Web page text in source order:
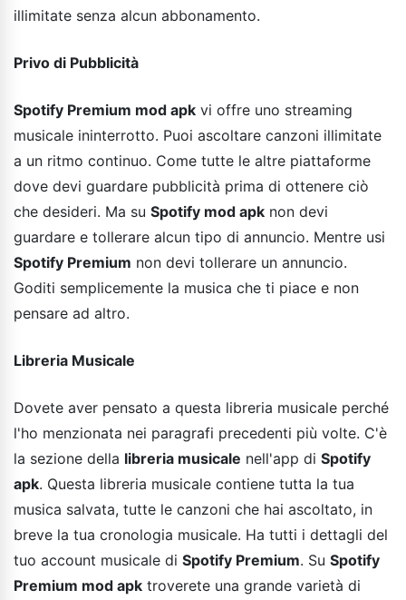
illimitate senza alcun abbonamento.
Privo di Pubblicità
Spotify Premium mod apk vi offre uno streaming
musicale ininterrotto. Puoi ascoltare canzoni illimitate
a un ritmo continuo. Come tutte le altre piattaforme
dove devi guardare pubblicità prima di ottenere ciò
che desideri. Ma su Spotify mod apk non devi
guardare e tollerare alcun tipo di annuncio. Mentre usi
Spotify Premium non devi tollerare un annuncio.
Goditi semplicemente la musica che ti piace e non
pensare ad altro.
Libreria Musicale
Dovete aver pensato a questa libreria musicale perché
l'ho menzionata nei paragrafi precedenti più volte. C'è
la sezione della libreria musicale nell'app di Spotify
apk. Questa libreria musicale contiene tutta la tua
musica salvata, tutte le canzoni che hai ascoltato, in
breve la tua cronologia musicale. Ha tutti i dettagli del
tuo account musicale di Spotify Premium. Su Spotify
Premium mod apk troverete una grande varietà di